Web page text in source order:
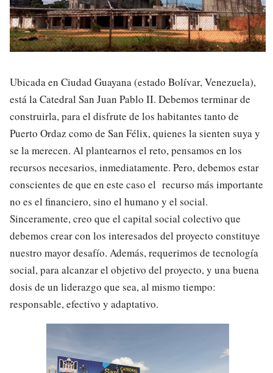
Ubicada en Ciudad Guayana (estado Bolívar, Venezuela),
está la Catedral San Juan Pablo II. Debemos terminar de
construirla, para el disfrute de los habitantes tanto de
Puerto Ordaz como de San Félix, quienes la sienten suya y
se la merecen. Al plantearnos el reto, pensamos en los
recursos necesarios, inmediatamente. Pero, debemos estar
conscientes de que en este caso el recurso más importante
no es el financiero, sino el humano y el social.
Sinceramente, creo que el capital social colectivo que
debemos crear con los interesados del proyecto constituye
nuestro mayor desafío. Además, requerimos de tecnología
social, para alcanzar el objetivo del proyecto, y una buena
dosis de un liderazgo que sea, al mismo tiempo:
responsable, efectivo y adaptativo.